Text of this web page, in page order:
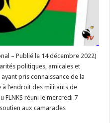
camarades
indépendantistes
Corses »
#CorsicaLibera
–
– Publié le 14 décembre 2022)
politiques, amicales et
pris connaissance de la
l’endroit des militants de
FLNKS réuni le mercredi 7
aux camarades